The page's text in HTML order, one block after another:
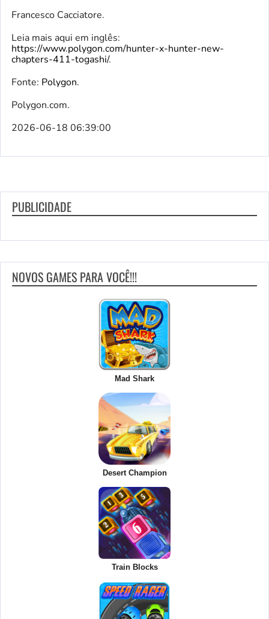
Francesco Cacciatore.
Leia mais aqui em inglês:
https://www.polygon.com/hunter-x-hunter-new-
chapters-411-togashi/.
Fonte: Polygon.
Polygon.com.
2026-06-18 06:39:00
PUBLICIDADE
NOVOS GAMES PARA VOCÊ!!!
Mad Shark
Desert Champion
Train Blocks